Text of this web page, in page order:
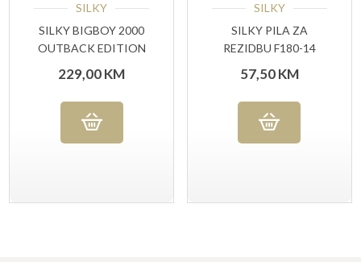
SILKY
SILKY BIGBOY 2000
OUTBACK EDITION
229,00KM
SILKY
SILKY PILA ZA
REZIDBU F180-14
57,50KM